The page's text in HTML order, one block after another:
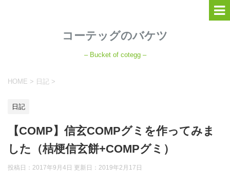
コーテッグのバケツ
– Bucket of cotegg –
HOME > 日記 >
日記
【COMP】信玄COMPグミを作ってみま
した（桔梗信玄餅+COMPグミ）
投稿日：2017年9月4日 更新日： 2019年2月17日